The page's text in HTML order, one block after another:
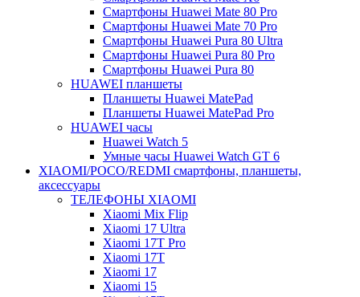
Смартфоны Huawei Mate 80 Pro
Смартфоны Huawei Mate 70 Pro
Смартфоны Huawei Pura 80 Ultra
Смартфоны Huawei Pura 80 Pro
Смартфоны Huawei Pura 80
HUAWEI планшеты
Планшеты Huawei MatePad
Планшеты Huawei MatePad Pro
HUAWEI часы
Huawei Watch 5
Умные часы Huawei Watch GT 6
XIAOMI/POCO/REDMI cмартфоны, планшеты,
аксессуары
ТЕЛЕФОНЫ XIAOMI
Xiaomi Mix Flip
Xiaomi 17 Ultra
Xiaomi 17T Pro
Xiaomi 17T
Xiaomi 17
Xiaomi 15